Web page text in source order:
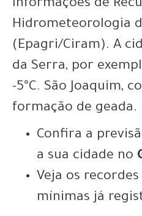
Informações de
Hidrometeorologia
(Epagri/Ciram). A
da Serra, por
-5°C. São Joaquim,
formação de geada.
Confira a
a sua cidade no
Veja os
mínimas já